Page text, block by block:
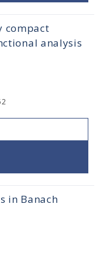
compact
analysis
in Banach